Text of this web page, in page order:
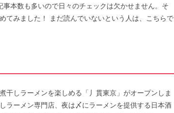
本数も多いので日々のチェックは欠かせません。そ
てみました！ まだ読んでいないという人は、こちらで
干しラーメンを楽しめる「丿貫東京」がオープンしま
ラーメン専門店、夜は〆にラーメンを提供する日本酒